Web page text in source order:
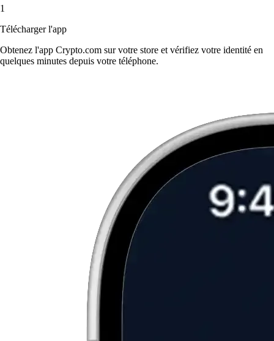
1
Télécharger l'app
Obtenez l'app Crypto.com sur votre store et vérifiez votre identité en
quelques minutes depuis votre téléphone.